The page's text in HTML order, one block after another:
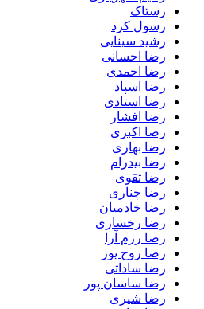
رستاک
رسول کرد
رشید سینایی
رضا احسانی
رضا احمدی
رضا اسپاد
رضا استادی
رضا افشار
رضا اکبری
رضا بهاری
رضا بیدرام
رضا تقوی
رضا چناری
رضا خادمیان
رضا رخساری
رضا رزم آرا
رضا روح پور
رضا ساداتی
رضا ساسان پور
رضا شیری